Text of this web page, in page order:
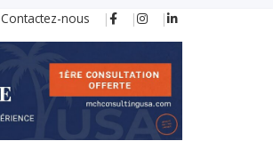
Contactez-nous